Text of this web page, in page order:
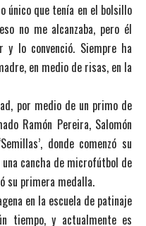
único que tenía en el bolsillo
no me alcanzaba, pero él
lo convenció. Siempre ha
en medio de risas, en la
por medio de un primo de
Ramón Pereira, Salomón
donde comenzó su
cancha de microfútbol de
su primera medalla.
en la escuela de patinaje
tiempo, y actualmente es